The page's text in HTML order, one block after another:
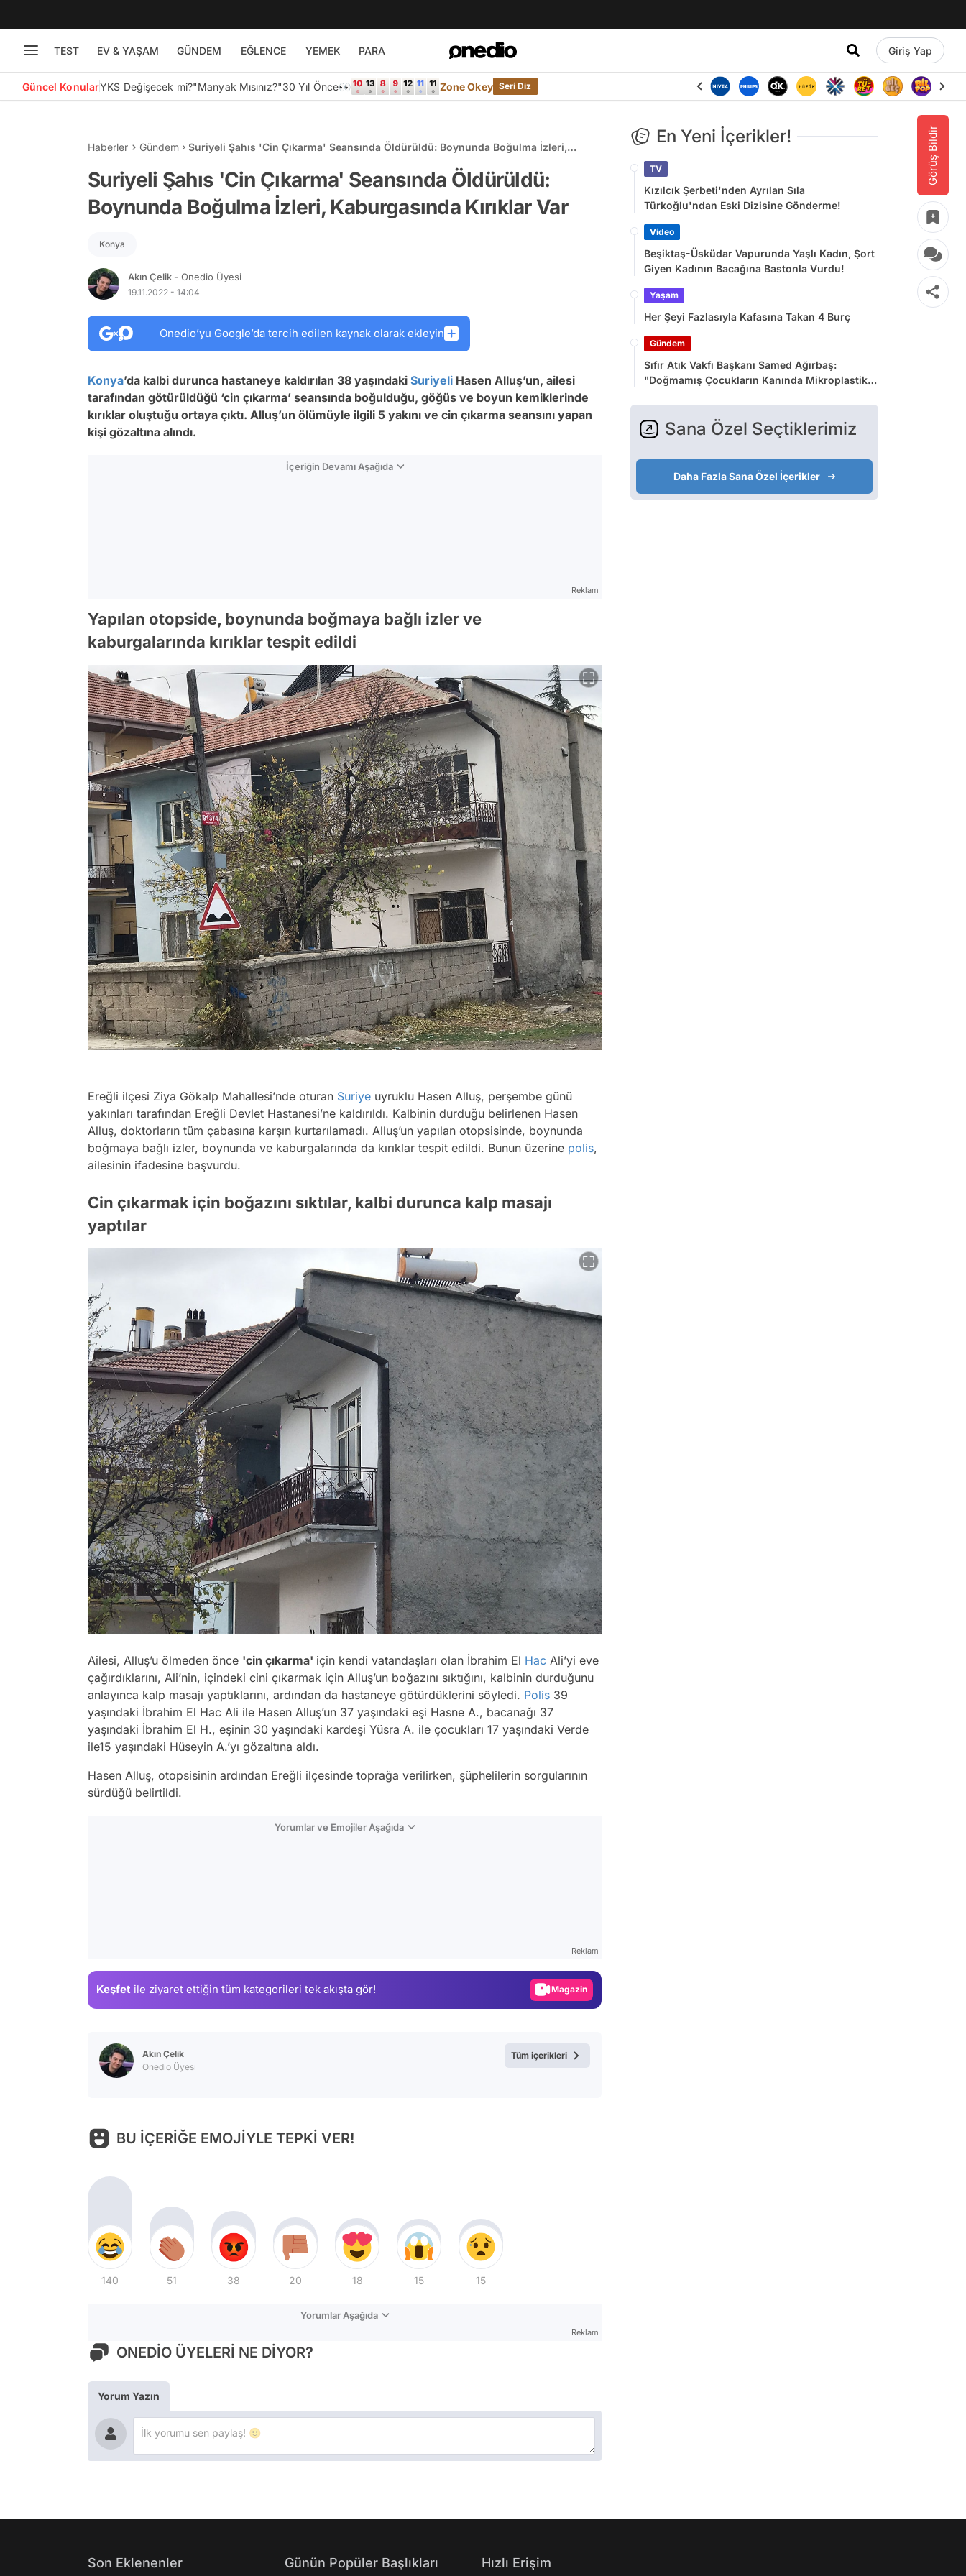
TEST EV & YAŞAM GÜNDEM EĞLENCE YEMEK PARA Giriş Yap
Güncel KonularYKS Değişecek mi?"Manyak Mısınız?"30 Yıl Önce👀 Zone Okey Seri Diz
Görüş Bildir
Haberler Gündem
Suriyeli Şahıs 'Cin Çıkarma' Seansında Öldürüldü: Boynunda Boğulma İzleri,
Suriyeli Şahıs 'Cin Çıkarma' Seansında Öldürüldü:
Boynunda Boğulma İzleri, Kaburgasında Kırıklar Var
Konya
Akın Çelik - Onedio Üyesi
19.11.2022 - 14:04
Onedio’yu Google’da tercih edilen kaynak olarak ekleyin
Konya’da kalbi durunca hastaneye kaldırılan 38 yaşındaki Suriyeli Hasen Alluş’un, ailesi
tarafından götürüldüğü ‘cin çıkarma’ seansında boğulduğu, göğüs ve boyun kemiklerinde
kırıklar oluştuğu ortaya çıktı. Alluş’un ölümüyle ilgili 5 yakını ve cin çıkarma seansını yapan
kişi gözaltına alındı.
İçeriğin Devamı Aşağıda
Reklam
Yapılan otopside, boynunda boğmaya bağlı izler ve
kaburgalarında kırıklar tespit edildi
Ereğli ilçesi Ziya Gökalp Mahallesi’nde oturan Suriye uyruklu Hasen Alluş, perşembe günü
yakınları tarafından Ereğli Devlet Hastanesi’ne kaldırıldı. Kalbinin durduğu belirlenen Hasen
Alluş, doktorların tüm çabasına karşın kurtarılamadı. Alluş’un yapılan otopsisinde, boynunda
boğmaya bağlı izler, boynunda ve kaburgalarında da kırıklar tespit edildi. Bunun üzerine polis,
ailesinin ifadesine başvurdu.
Cin çıkarmak için boğazını sıktılar, kalbi durunca kalp masajı
yaptılar
Ailesi, Alluş’u ölmeden önce 'cin çıkarma' için kendi vatandaşları olan İbrahim El Hac Ali’yi eve
çağırdıklarını, Ali’nin, içindeki cini çıkarmak için Alluş’un boğazını sıktığını, kalbinin durduğunu
anlayınca kalp masajı yaptıklarını, ardından da hastaneye götürdüklerini söyledi. Polis 39
yaşındaki İbrahim El Hac Ali ile Hasen Alluş’un 37 yaşındaki eşi Hasne A., bacanağı 37
yaşındaki İbrahim El H., eşinin 30 yaşındaki kardeşi Yüsra A. ile çocukları 17 yaşındaki Verde
ile15 yaşındaki Hüseyin A.’yı gözaltına aldı.
Hasen Alluş, otopsisinin ardından Ereğli ilçesinde toprağa verilirken, şüphelilerin sorgularının
sürdüğü belirtildi.
Yorumlar ve Emojiler Aşağıda
Reklam
Keşfet ile ziyaret ettiğin tüm kategorileri tek akışta gör! Magazin
Akın Çelik
Onedio Üyesi
Tüm içerikleri
BU İÇERİĞE EMOJİYLE TEPKİ VER!
140 51 38 20 18 15 15
Yorumlar Aşağıda
Reklam
ONEDİO ÜYELERİ NE DİYOR?
Yorum Yazın
En Yeni İçerikler!
TV
Kızılcık Şerbeti'nden Ayrılan Sıla
Türkoğlu'ndan Eski Dizisine Gönderme!
Video
Beşiktaş-Üsküdar Vapurunda Yaşlı Kadın, Şort
Giyen Kadının Bacağına Bastonla Vurdu!
Yaşam
Her Şeyi Fazlasıyla Kafasına Takan 4 Burç
Gündem
Sıfır Atık Vakfı Başkanı Samed Ağırbaş:
"Doğmamış Çocukların Kanında Mikroplastik
Sana Özel Seçtiklerimiz
Daha Fazla Sana Özel İçerikler
Son Eklenenler Günün Popüler Başlıkları Hızlı Erişim